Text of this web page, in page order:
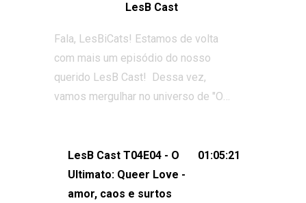
LesB Cast
Fala, LesBiCats! Estamos de volta
com mais um episódio do nosso
querido LesB Cast! Dessa vez,
vamos mergulhar no universo de "O
e levantou debates intensos sobre
relacionamentos queer. Vem com a
gente comentar os melhores
LesB Cast T04E04 - O
Ultimato: Queer Love -
amor, caos e surtos
01:05:21